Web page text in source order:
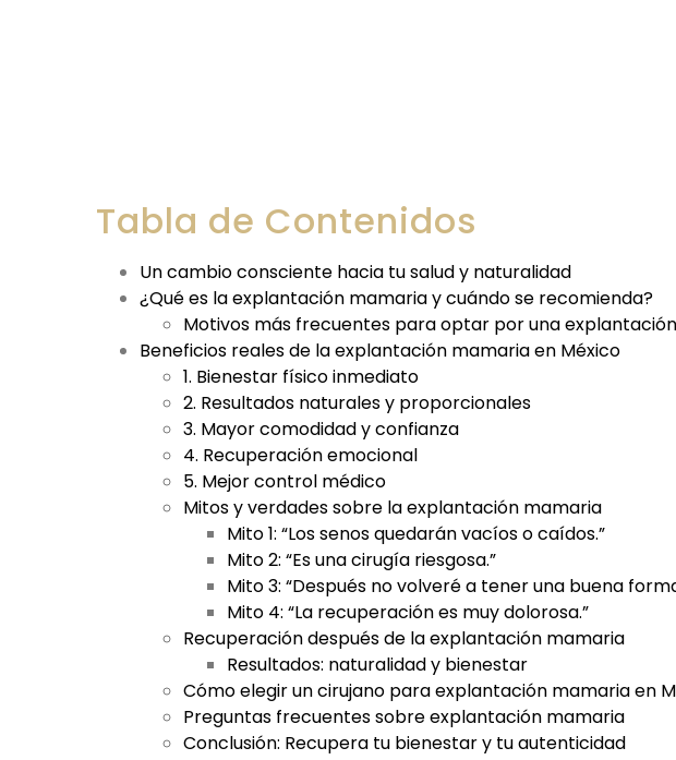
Tabla de Contenidos
Un cambio consciente hacia tu salud y naturalidad
¿Qué es la explantación mamaria y cuándo se recomienda?
Motivos más frecuentes para optar por una explantación
Beneficios reales de la explantación mamaria en México
1. Bienestar físico inmediato
2. Resultados naturales y proporcionales
3. Mayor comodidad y confianza
4. Recuperación emocional
5. Mejor control médico
Mitos y verdades sobre la explantación mamaria
Mito 1: “Los senos quedarán vacíos o caídos.”
Mito 2: “Es una cirugía riesgosa.”
Mito 3: “Después no volveré a tener una buena
Mito 4: “La recuperación es muy dolorosa.”
Recuperación después de la explantación mamaria
Resultados: naturalidad y bienestar
Cómo elegir un cirujano para explantación mamaria en
Preguntas frecuentes sobre explantación mamaria
Conclusión: Recupera tu bienestar y tu autenticidad